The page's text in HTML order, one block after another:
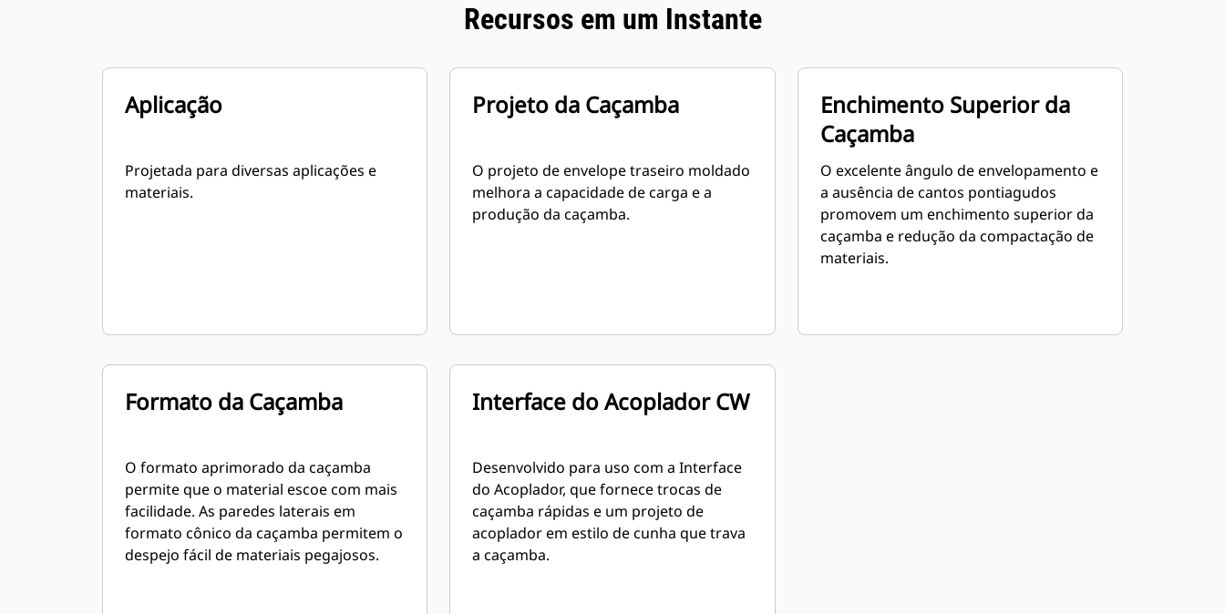
Recursos em um Instante
Aplicação
Projetada para diversas aplicações e
materiais.
Projeto da Caçamba
O projeto de envelope traseiro moldado
melhora a capacidade de carga e a
produção da caçamba.
Enchimento Superior da
Caçamba
O excelente ângulo de envelopamento e
a ausência de cantos pontiagudos
promovem um enchimento superior da
caçamba e redução da compactação de
materiais.
Formato da Caçamba
O formato aprimorado da caçamba
permite que o material escoe com mais
facilidade. As paredes laterais em
formato cônico da caçamba permitem o
despejo fácil de materiais pegajosos.
Interface do Acoplador CW
Desenvolvido para uso com a Interface
do Acoplador, que fornece trocas de
caçamba rápidas e um projeto de
acoplador em estilo de cunha que trava
a caçamba.